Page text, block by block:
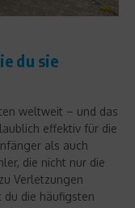
du sie
weltweit – und das
effektiv für die
als auch
die nicht nur die
Verletzungen
du die häufigsten